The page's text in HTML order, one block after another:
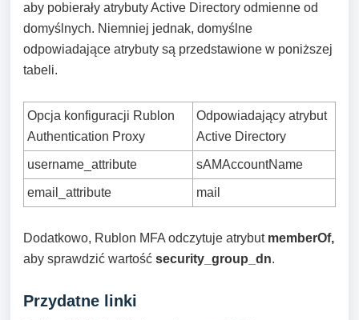
aby pobierały atrybuty Active Directory odmienne od
domyślnych. Niemniej jednak, domyślne
odpowiadające atrybuty są przedstawione w poniższej
tabeli.
Opcja konfiguracji Rublon
Authentication Proxy
Odpowiadający atrybut
Active Directory
username_attribute sAMAccountName
email_attribute mail
Dodatkowo, Rublon MFA odczytuje atrybut memberOf,
aby sprawdzić wartość security_group_dn.
Przydatne linki